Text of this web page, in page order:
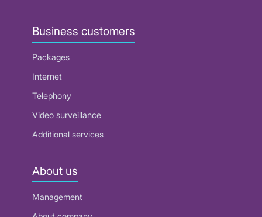
Business customers
Packages
Internet
Telephony
Video surveillance
Additional services
About us
Management